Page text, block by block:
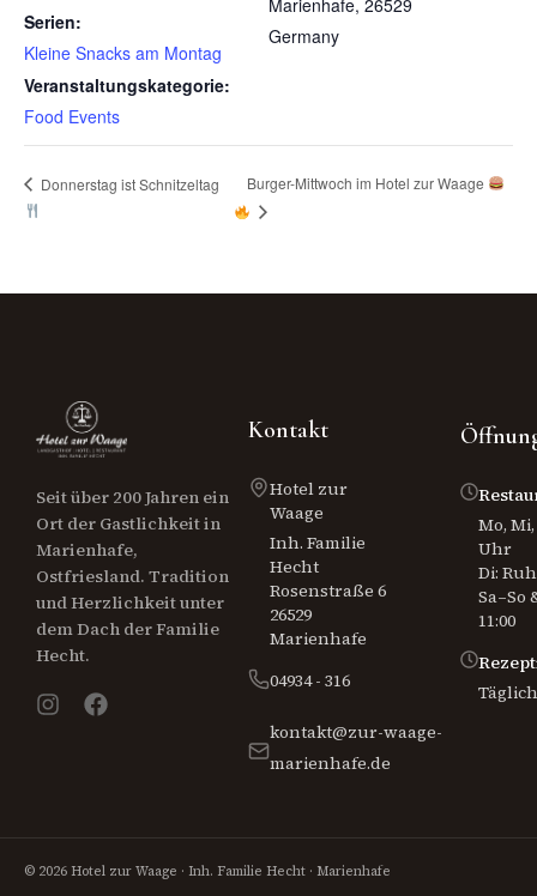
Serien:
Kleine Snacks am Montag
Veranstaltungskategorie:
Food Events
Marienhafe, 26529
Germany
Donnerstag ist Schnitzeltag Burger-Mittwoch im Hotel zur Waage
Seit über 200 Jahren ein
Ort der Gastlichkeit in
Marienhafe,
Ostfriesland. Tradition
und Herzlichkeit unter
dem Dach der Familie
Hecht.
Kontakt
Hotel zur
Waage
Inh. Familie
Hecht
Rosenstraße 6
26529
Marienhafe
04934 - 316
kontakt@zur-waage-
marienhafe.de
Mo, Mi,
Uhr
Di:
Sa–So
11:00
© 2026 Hotel zur Waage · Inh. Familie Hecht · Marienhafe